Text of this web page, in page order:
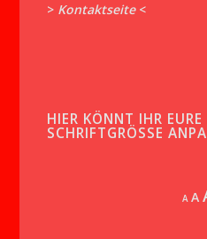
> Kontaktseite <
HIER KÖNNT IHR
SCHRIFTGRÖSSE
A A